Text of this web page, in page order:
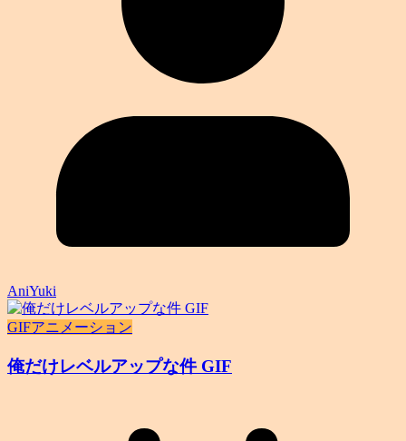
AniYuki
GIFアニメーション
俺だけレベルアップな件 GIF